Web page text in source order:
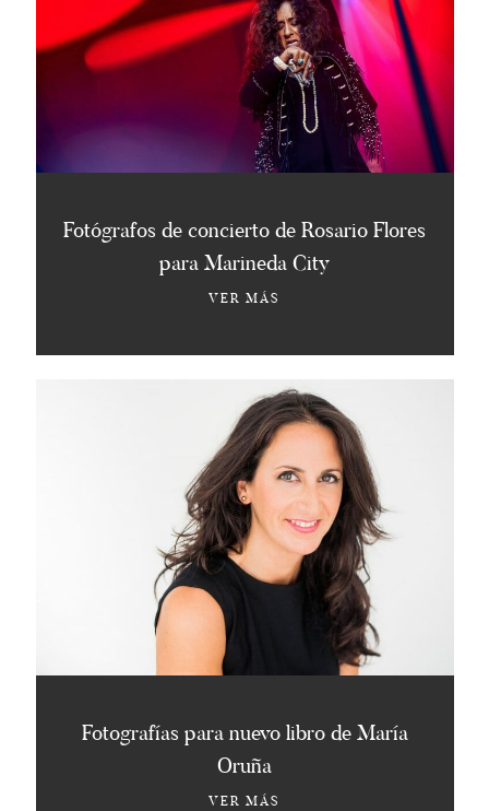
Fotógrafos de concierto de Rosario Flores
para Marineda City
VER MÁS
Fotografías para nuevo libro de María
Oruña
VER MÁS